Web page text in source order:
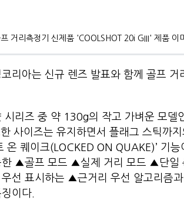
거리측정기 신제품 'COOLSHOT 20i GIII' 제품 이
리아는 신규 렌즈 발표와 함께 골프 거
시리즈 중 약 130g의 작고 가벼운 모델
사이즈는 유지하면서 플래그 스틱까
온 퀘이크(LOCKED ON QUAKE)’ 기
한 ▲골프 모드 ▲실제 거리 모드 ▲단일
우선 표시하는 ▲근거리 우선 알고리즘
이다.